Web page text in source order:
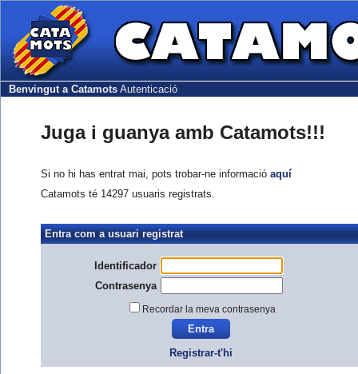
Benvingut a Catamots Autenticació
Juga i guanya amb Catamots!!!
Si no hi has entrat mai, pots trobar-ne informació aquí
Catamots té 14297 usuaris registrats.
Entra com a usuari registrat
Identificador
Contrasenya
Recordar la meva contrasenya
Registrar-t'hi